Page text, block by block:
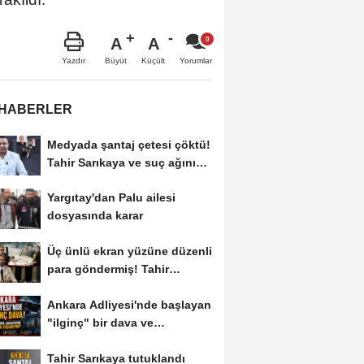
Yazdır
A
Büyüt
A
Küçült Yorumlar
Medyada şantaj çetesi çöktü!
Tahir Sarıkaya ve suç ağının
Yargıtay'dan Palu ailesi
dosyasında karar
Üç ünlü ekran yüzüne düzenli
para göndermiş! Tahir
Ankara Adliyesi'nde başlayan
"ilginç" bir dava ve
Tahir Sarıkaya tutuklandı